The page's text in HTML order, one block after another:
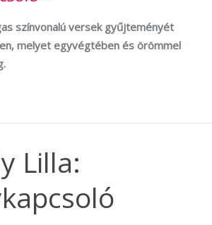
színvonalú versek gyűjteményét
melyet egyvégtében és örömmel
Lilla: